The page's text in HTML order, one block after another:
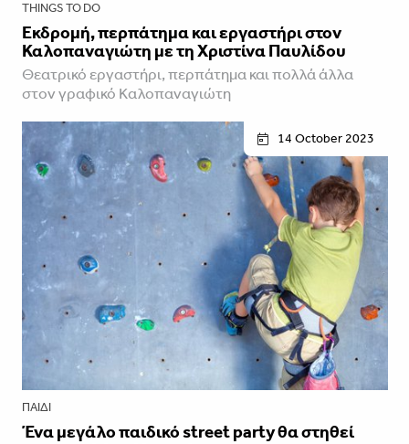
THINGS TO DO
Εκδρομή, περπάτημα και εργαστήρι στον
Καλοπαναγιώτη με τη Χριστίνα Παυλίδου
Θεατρικό εργαστήρι, περπάτημα και πολλά άλλα
στον γραφικό Καλοπαναγιώτη
14 October 2023
ΠΑΙΔΊ
Ένα μεγάλο παιδικό street party θα στηθεί